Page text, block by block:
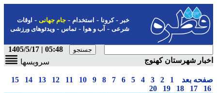
-کرونا-استخدام- جام جهانی-اوقات
شرعی-آب و هوا-تماس-ویدئوهای ورزشی
05:48 | 1405/5/17
شهرستان کهنوج
سرویسها
بعد 1
2
3
4
5
6
7
8
9
10
11
12
13
14
15
17
18
19
20